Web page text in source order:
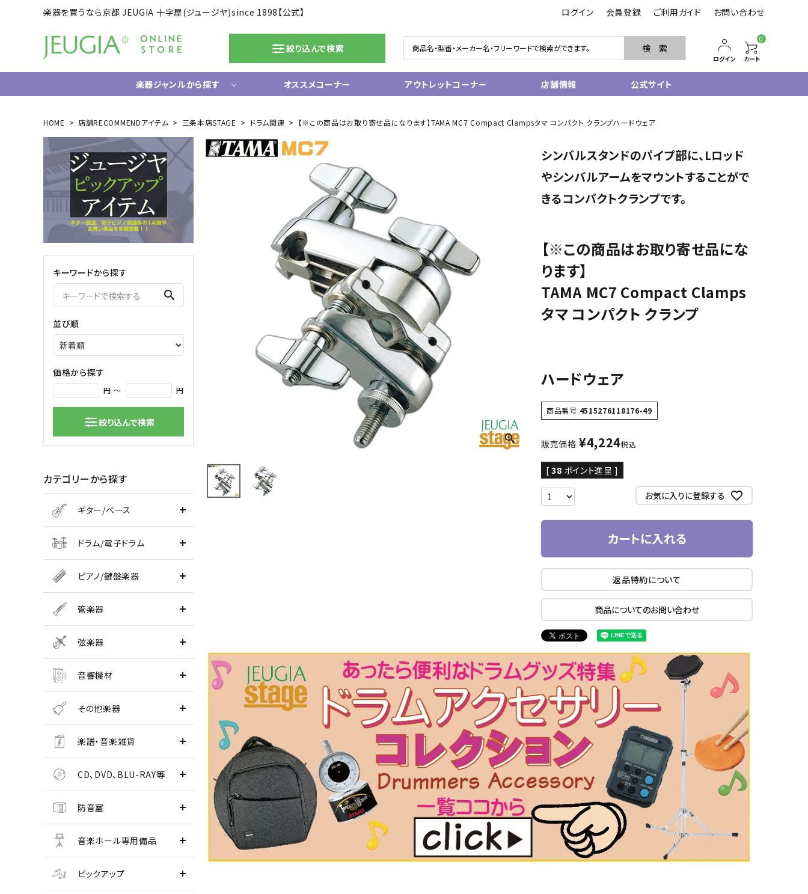
楽器を買うなら京都 JEUGIA 十字屋(ジュージヤ)since 1898【公式】 ログイン 会員登録 ご利用ガイド お問い合わせ
絞り込んで検索 検 索
ログイン
0
カート
楽器ジャンルから探す
ギター/ベース
エレキギター
エレキベース
アコースティックギター
中古ギター・アウトレットギター
ウクレレ
ギター関連小物
アンプ
エフェクター
ライフスタイルグッズ
ドラム/電子ドラム
ドラム
電子ドラム
ピアノ/鍵盤楽器
管楽器
トランペット
フルート・ピッコロ
クラリネット
その他木管
管楽器小物
弦楽器
クラシックギター
ハープ
弦楽器小物
その他楽器
その他楽器
ハーモニカ
鍵盤ハーモニカ
リコーダー
CD/楽譜・音楽雑貨
CD、映像ソフト等
オススメコーナー アウトレットコーナー 店舗情報 公式サイト
HOME 店舗RECOMMENDアイテム 三条本店STAGE ドラム関連 【※この商品はお取り寄せ品になります】TAMA MC7 Compact Clampsタマ コンパクト クランプハードウェア
キーワードから探す
search
並び順
価格から探す
円 ～ 円
絞り込んで検索
カテゴリーから探す
ギター/ベース
ドラム/電子ドラム
ピアノ/鍵盤楽器
管楽器
弦楽器
音響機材
その他楽器
楽譜・音楽雑貨
CD、DVD、BLU-RAY等
防音室
音楽ホール専用備品
ピックアップ
シンバルスタンドのパイプ部に、Lロッド
やシンバルアームをマウントすることがで
きるコンパクトクランプです。
【※この商品はお取り寄せ品にな
ります】
TAMA MC7 Compact Clamps
タマ コンパクト クランプ
ハードウェア
商品番号 4515276118176-49
販売価格 ¥4,224税込
[ 38 ポイント進呈 ]
お気に入りに登録する
カートに入れる
返品特約について
商品についてのお問い合わせ